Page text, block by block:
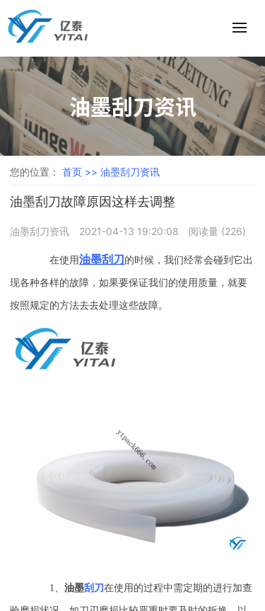
油墨刮刀资讯
您的位置： 首页 >> 油墨刮刀资讯
油墨刮刀故障原因这样去调整
油墨刮刀资讯 2021-04-13 19:20:08 阅读量 (226)
在使用油墨刮刀的时候，我们经常会碰到它出
现各种各样的故障，如果要保证我们的使用质量，就要
按照规定的方法去去处理这些故障。
1、 油墨刮刀在使用的过程中需定期的进行加查